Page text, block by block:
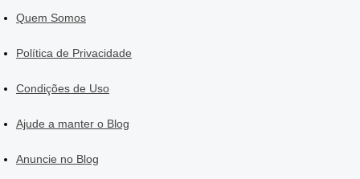
Quem Somos
Política de Privacidade
Condições de Uso
Ajude a manter o Blog
Anuncie no Blog